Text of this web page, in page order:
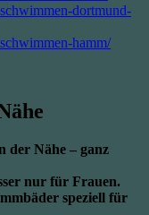
dortmund-
hamm/
der Nähe – ganz
nur für Frauen.
speziell für